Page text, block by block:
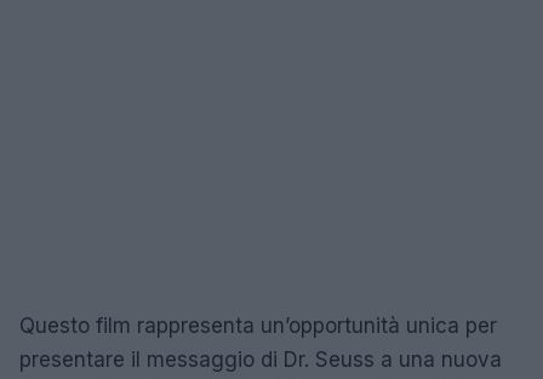
Questo film rappresenta un’opportunità unica per
presentare il messaggio di Dr. Seuss a una nuova